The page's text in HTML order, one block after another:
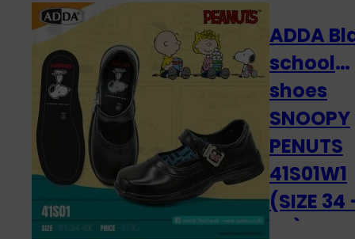
(ไซส์ 4 -
ADDA
school
shoes
SNOOPY
PENUTS
41S01W1
(SIZE 34
43)